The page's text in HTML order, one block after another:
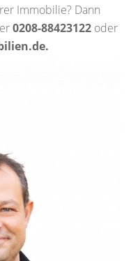
Immobilie? Dann
0208-88423122 oder